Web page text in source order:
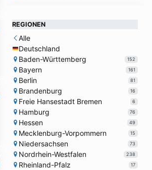
REGIONEN
Alle
Deutschland
Baden-Württemberg
152
Bayern 161
Berlin 81
Brandenburg 16
Freie Hansestadt Bremen 6
Hamburg 76
Hessen 49
Mecklenburg-Vorpommern 15
Niedersachsen 73
Nordrhein-Westfalen 238
Rheinland-Pfalz 17